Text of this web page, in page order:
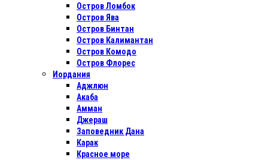
Остров Ломбок
Остров Ява
Остров Бинтан
Остров Калимантан
Остров Комодо
Остров Флорес
Иордания
Аджлюн
Акаба
Амман
Джераш
Заповедник Дана
Карак
Красное море